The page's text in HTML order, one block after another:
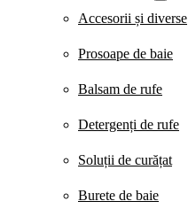
Accesorii și diverse
Prosoape de baie
Balsam de rufe
Detergenți de rufe
Soluții de curățat
Burete de baie